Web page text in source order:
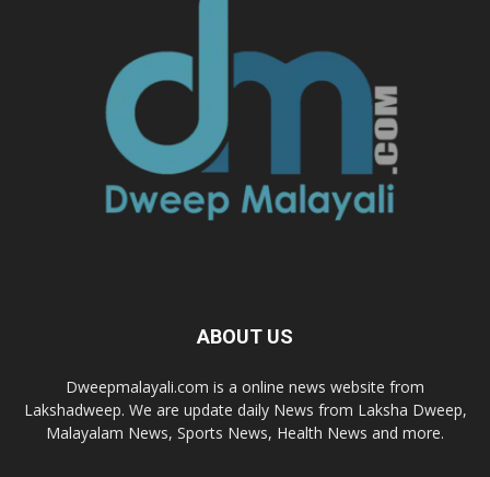
ABOUT US
Dweepmalayali.com is a online news website from
Lakshadweep. We are update daily News from Laksha Dweep,
Malayalam News, Sports News, Health News and more.